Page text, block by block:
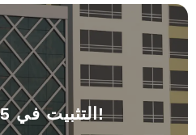
التثبيت في 5 أيام فقط!
نحن نعلم قيمة الوقت في العالم